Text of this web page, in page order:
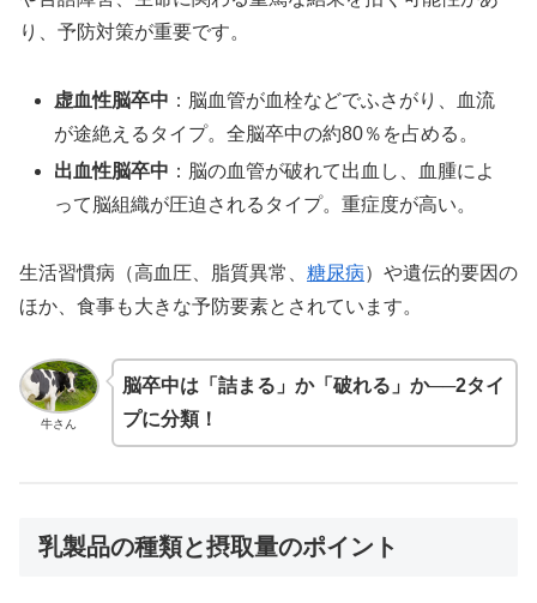
り、予防対策が重要です。
虚血性脳卒中 ：脳血管が血栓などでふさがり、血流
が途絶えるタイプ。全脳卒中の約80％を占める。
出血性脳卒中 ：脳の血管が破れて出血し、血腫によ
って脳組織が圧迫されるタイプ。重症度が高い。
生活習慣病（高血圧、脂質異常、 糖尿病）や遺伝的要因の
ほか、食事も大きな予防要素とされています。
牛さん
脳卒中は「詰まる」か「破れる」か──2タイ
プに分類！
乳製品の種類と摂取量のポイント